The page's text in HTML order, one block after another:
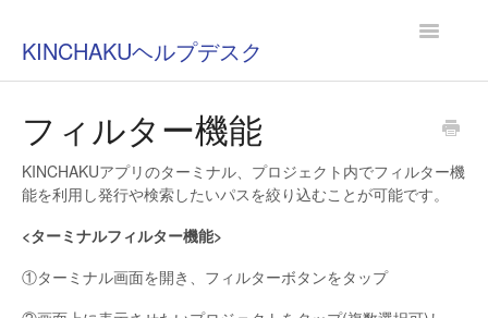
KINCHAKUヘルプデスク
Toggle
フィルター機能
KINCHAKUアプリのターミナル、プロジェクト内でフィルター機
能を利用し発行や検索したいパスを絞り込むことが可能です。
<ターミナルフィルター機能>
①ターミナル画面を開き、フィルターボタンをタップ